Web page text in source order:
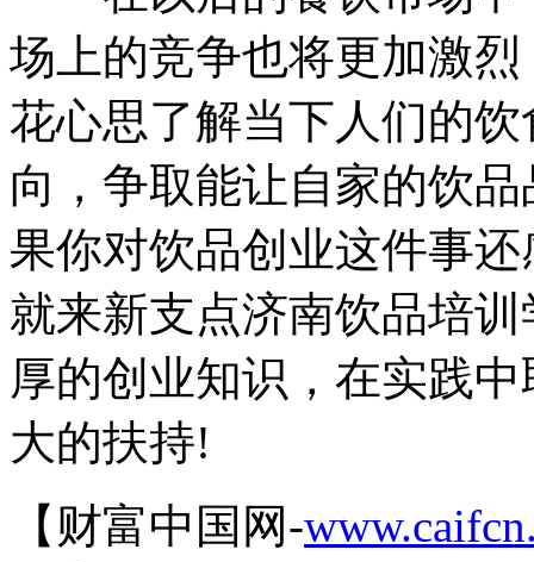
场上的竞争也将更加激
花心思了解当下人们的
向，争取能让自家的饮
果你对饮品创业这件事
就来新支点济南饮品培
厚的创业知识，在实践
大的扶持!
【财富中国网-